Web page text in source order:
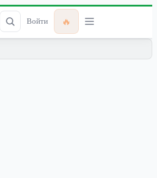
Войти 🔥